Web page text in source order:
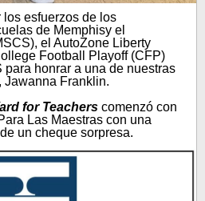
esfuerzos de los
de Memphisy el
el AutoZone Liberty
Football Playoff (CFP)
honrar a una de nuestras
Jawanna Franklin.
for Teachers comenzó con
Las Maestras con una
un cheque sorpresa.